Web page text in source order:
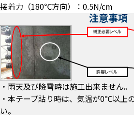
接着力（180℃方向）：0.5N/cm
注意事項
・雨天及び降雪時は施工出来ません。
・本テープ貼り時は、気温が0℃以上
い。